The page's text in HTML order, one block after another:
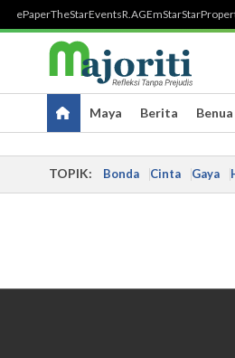
ePaperTheStarEventsR.AGEmStar
Maya Berita Benua
TOPIK: Bonda Cinta Gaya